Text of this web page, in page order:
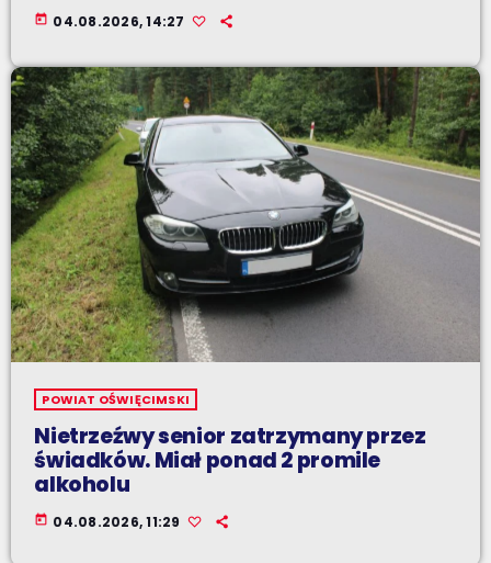
today 04.08.2026, 14:27
POWIAT OŚWIĘCIMSKI
Nietrzeźwy senior zatrzymany przez
świadków. Miał ponad 2 promile
alkoholu
today 04.08.2026, 11:29